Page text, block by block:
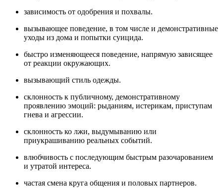
зависимость от одобрения и похвалы.
вызывающее поведение, в том числе и демонстративные
уходы из дома и попытки суицида.
быстро изменяющееся поведение, напрямую зависящее
от реакции окружающих.
вызывающий стиль одежды.
склонность к публичному, демонстративному
проявлению эмоций: рыданиям, истерикам, приступам
гнева и агрессии.
склонность ко лжи, выдумыванию или
приукрашиванию реальных событий.
влюбчивость с последующим быстрым разочарованием
и утратой интереса.
частая смена круга общения и половых партнеров.